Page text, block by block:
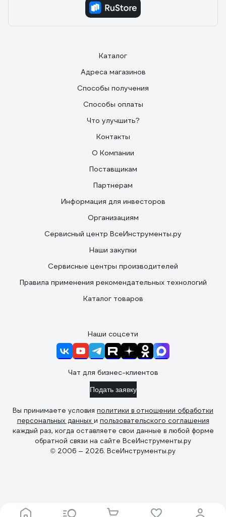
Каталог
Адреса магазинов
Способы получения
Способы оплаты
Что улучшить?
Контакты
О Компании
Поставщикам
Партнерам
Информация для инвесторов
Организациям
Сервисный центр ВсеИнструменты.ру
Наши закупки
Сервисные центры производителей
Правила применения рекомендательных технологий
Каталог товаров
Наши соцсети
Чат для бизнес-клиентов
Подать заявку
Вы принимаете условия политики в отношении обработки
персональных данных и пользовательского соглашения
каждый раз, когда оставляете свои данные в любой форме
обратной связи на сайте ВсеИнструменты.ру
© 2006 — 2026. ВсеИнструменты.ру